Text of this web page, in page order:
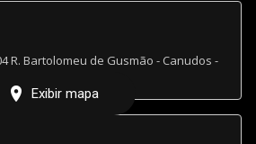
R. Bartolomeu de Gusmão - Canudos -
Exibir mapa